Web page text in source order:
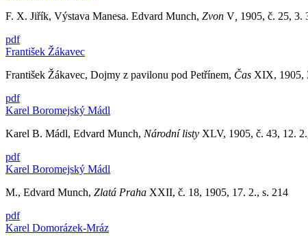
F. X. Jiřík, Výstava Manesa. Edvard Munch, Zvon V 1905, č. 25, 3.
pdf
František Žákavec
František Žákavec, Dojmy z pavilonu pod Petřínem, Čas XIX, 1905,
pdf
Karel Boromejský Mádl
Karel B. Mádl, Edvard Munch, Národní listy XLV, 1905, č. 43, 12.
pdf
Karel Boromejský Mádl
M., Edvard Munch, Zlatá Praha XXII, č. 18, 1905, 17. 2., s. 214
pdf
Karel Domorázek-Mráz